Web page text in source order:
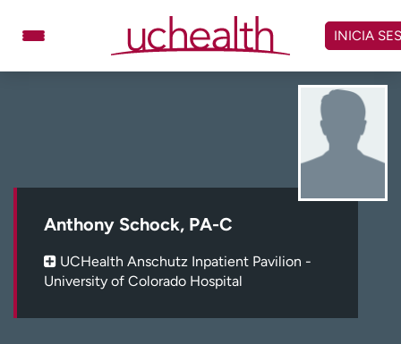
contenido
Facturación y precios
Carreras
INICIA
Anthony Schock, PA-C
UCHealth Anschutz Inpatient Pavilion -
University of Colorado Hospital